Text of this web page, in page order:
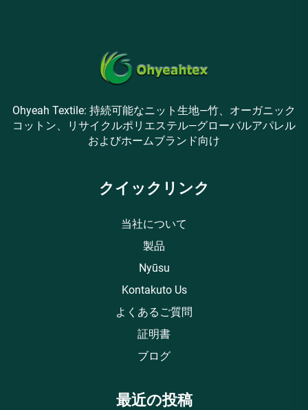
Ohyeah Textile: 持続可能なニット生地—竹、オーガニック
コットン、リサイクルポリエステル—グローバルアパレル
およびホームブランド向け
クイックリンク
当社について
製品
Nyūsu
Kontakuto Us
よくあるご質問
証明書
ブログ
最近の投稿